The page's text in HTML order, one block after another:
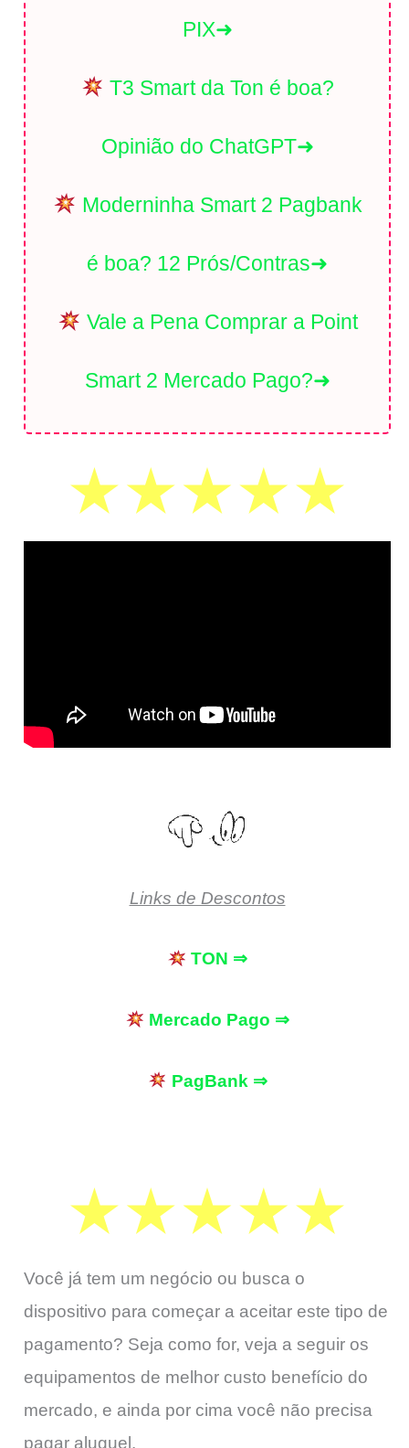
PIX➜
T3 Smart da Ton é boa?
Opinião do ChatGPT➜
Moderninha Smart 2 Pagbank
é boa? 12 Prós/Contras➜
Vale a Pena Comprar a Point
Smart 2 Mercado Pago?➜
Links de Descontos
TON ⇒
Mercado Pago ⇒
PagBank ⇒
Você já tem um negócio ou busca o
dispositivo para começar a aceitar este tipo de
pagamento? Seja como for, veja a seguir os
equipamentos de melhor custo benefício do
mercado, e ainda por cima você não precisa
pagar aluguel.